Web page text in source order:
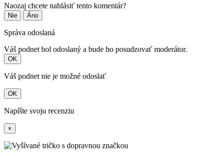
Naozaj chcete nahlásiť tento komentár?
Nie Áno
Správa odoslaná
Váš podnet bol odoslaný a bude ho posudzovať moderátor.
OK
Váš podnet nie je možné odoslať
OK
Napíšte svoju recenziu
×